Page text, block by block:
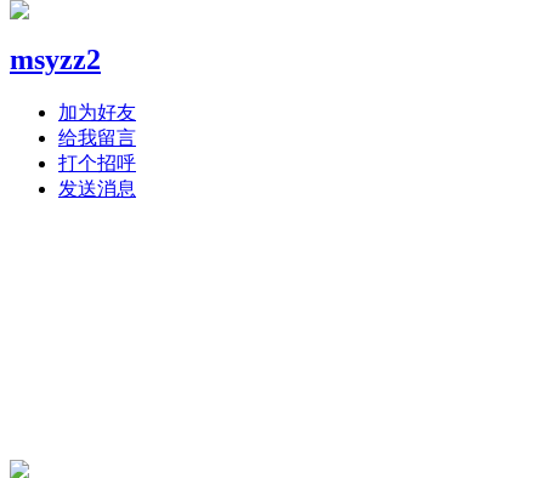
msyzz2
加为好友
给我留言
打个招呼
发送消息